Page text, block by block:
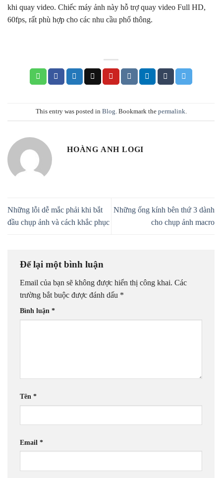
khi quay video. Chiếc máy ảnh này hỗ trợ quay video Full HD,
60fps, rất phù hợp cho các nhu cầu phổ thông.
This entry was posted in Blog. Bookmark the permalink.
HOÀNG ANH LOGI
Những lỗi dễ mắc phải khi bắt
đầu chụp ảnh và cách khắc phục
Những ống kính bên thứ 3 dành
cho chụp ảnh macro
Để lại một bình luận
Email của bạn sẽ không được hiển thị công khai. Các
trường bắt buộc được đánh dấu *
Bình luận *
Tên *
Email *